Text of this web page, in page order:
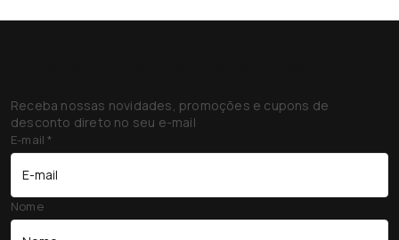
Receba nossas novidades, promoções e cupons de
desconto direto no seu e-mail
E-mail*
Nome